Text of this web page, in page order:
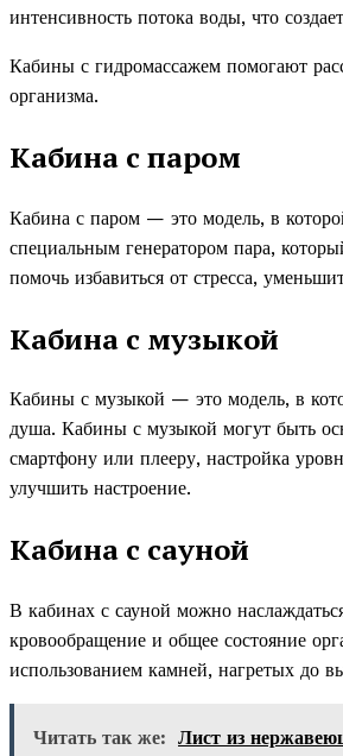
интенсивность потока воды, что
Кабины с гидромассажем помогают
организма.
Кабина с паром
Кабина с паром — это модель, в
специальным генератором пара,
помочь избавиться от стресса,
Кабина с музыкой
Кабины с музыкой — это модель, в
душа. Кабины с музыкой могут быть
смартфону или плееру, настройка
улучшить настроение.
Кабина с сауной
В кабинах с сауной можно
кровообращение и общее состояние
использованием камней, нагретых до
Читать так же: Лист из